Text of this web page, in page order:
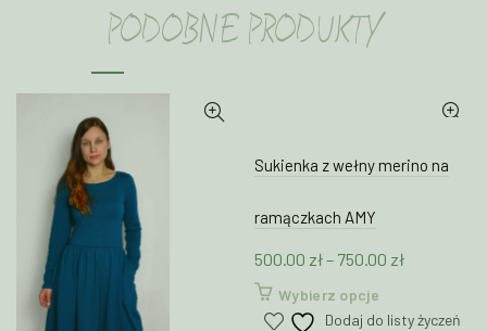
PODOBNE PRODUKTY
Sukienka z wełny merino na
ramączkach AMY
500.00 zł– 750.00 złZakres
od
Wybierz opcjeTen
produkt
Dodaj do listy życzeń